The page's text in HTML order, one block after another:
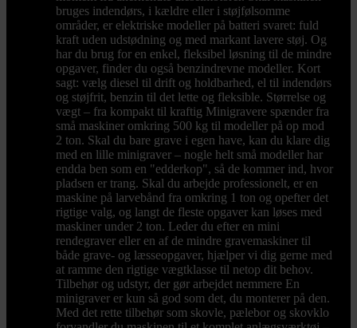
bruges indendørs, i kældre eller i støjfølsomme
områder, er elektriske modeller på batteri svaret: fuld
kraft uden udstødning og med markant lavere støj. Og
har du brug for en enkel, fleksibel løsning til de mindre
opgaver, finder du også benzindrevne modeller. Kort
sagt: vælg diesel til drift og holdbarhed, el til indendørs
og støjfrit, benzin til det lette og fleksible. Størrelse og
vægt – fra kompakt til kraftig Minigravere spænder fra
små maskiner omkring 500 kg til modeller på op mod
2 ton. Skal du bare grave i egen have, kan du klare dig
med en lille minigraver – nogle helt små modeller har
endda ben som en "edderkop", så de kommer ind, hvor
pladsen er trang. Skal du arbejde professionelt, er en
maskine på larvebånd fra omkring 1 ton og opefter det
rigtige valg, og langt de fleste opgaver kan løses med
maskiner under 2 ton. Leder du efter en mini
rendegraver eller en af de mindre gravemaskiner til
både grave- og læsseopgaver, hjælper vi dig gerne med
at ramme den rigtige vægtklasse til netop dit behov.
Tilbehør og udstyr, der gør arbejdet nemmere En
minigraver er kun så god som det, du monterer på den.
Med det rette tilbehør som skovle, pælebor og skovklo